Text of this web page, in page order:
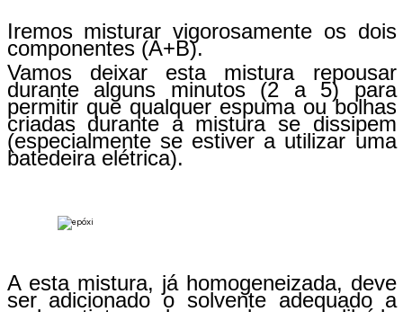
Iremos misturar vigorosamente os dois
componentes (A+B).
Vamos deixar esta mistura repousar
durante alguns minutos (2 a 5) para
permitir que qualquer espuma ou bolhas
criadas durante a mistura se dissipem
(especialmente se estiver a utilizar uma
batedeira elétrica).
A esta mistura, já homogeneizada, deve
ser adicionado o solvente adequado a